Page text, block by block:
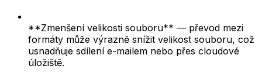
**Zmenšení velikosti souboru** — převod mezi
formáty může výrazně snížit velikost souboru, což
usnadňuje sdílení e-mailem nebo přes cloudové
úložiště.